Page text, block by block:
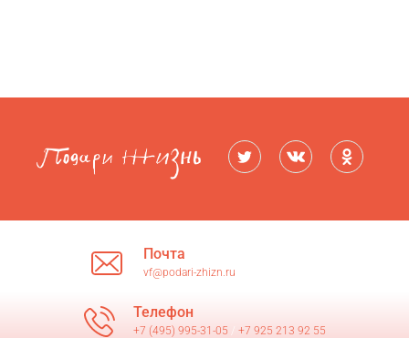
Почта
vf@podari-zhizn.ru
Телефон
+7 (495) 995-31-05 +7 925 213 92 55